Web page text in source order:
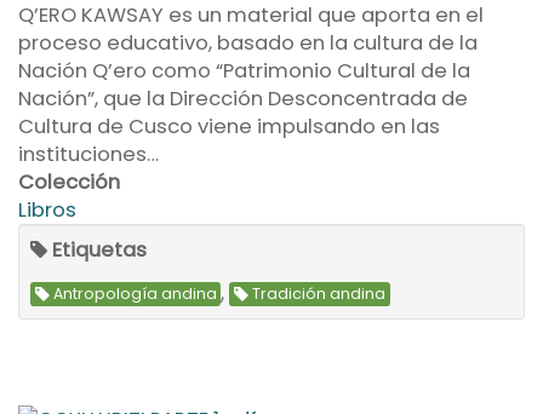
Q’ERO KAWSAY es un material que aporta en el
proceso educativo, basado en la cultura de la
Nación Q’ero como “Patrimonio Cultural de la
Nación”, que la Dirección Desconcentrada de
Cultura de Cusco viene impulsando en las
instituciones…
Colección
Libros
Etiquetas
Antropología andina , Tradición andina